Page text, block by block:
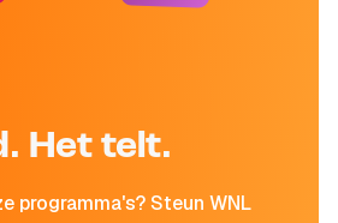
Het telt.
programma's? Steun WNL